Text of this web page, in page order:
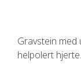
Gravstein
helpolert hjerte.